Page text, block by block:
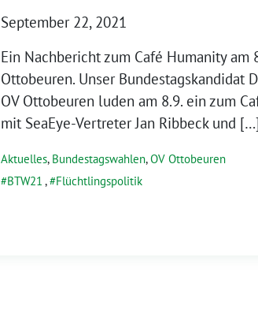
September 22, 2021
Ein Nachbericht zum Café Humanity am
Ottobeuren. Unser Bundestagskandidat
OV Ottobeuren luden am 8.9. ein zum
mit SeaEye-Vertreter Jan Ribbeck und
Aktuelles, Bundestagswahlen,OV Ottobeuren
BTW21 , Flüchtlingspolitik